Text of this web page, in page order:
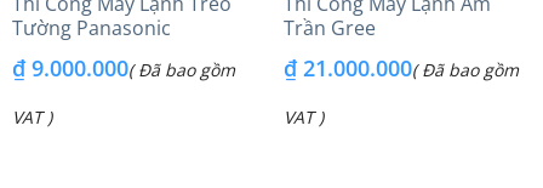
Tường Panasonic
₫9.000.000( Đã bao gồm
VAT )
Trần Gree
₫21.000.000( Đã bao gồm
VAT )